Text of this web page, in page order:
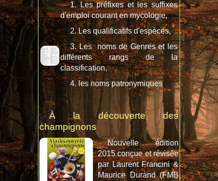
1. Les préfixes et les suffixes
d'emploi courant en mycologie,
2. Les qualificatifs d'espèces,
3. Les noms de Genres et les
différents rangs de la
classification,
4. les noms patronymiques
À la découverte des
champignons
Nouvelle édition
2015 conçue et révisée
par Laurent Francini &
Maurice Durand (FMB